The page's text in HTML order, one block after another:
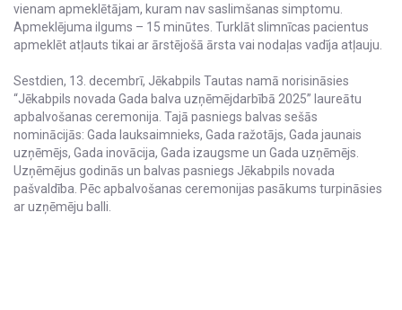
vienam apmeklētājam, kuram nav saslimšanas simptomu.
Apmeklējuma ilgums – 15 minūtes. Turklāt slimnīcas pacientus
apmeklēt atļauts tikai ar ārstējošā ārsta vai nodaļas vadīja atļauju.
Sestdien, 13. decembrī, Jēkabpils Tautas namā norisināsies
“Jēkabpils novada Gada balva uzņēmējdarbībā 2025” laureātu
apbalvošanas ceremonija. Tajā pasniegs balvas sešās
nominācijās: Gada lauksaimnieks, Gada ražotājs, Gada jaunais
uzņēmējs, Gada inovācija, Gada izaugsme un Gada uzņēmējs.
Uzņēmējus godinās un balvas pasniegs Jēkabpils novada
pašvaldība. Pēc apbalvošanas ceremonijas pasākums turpināsies
ar uzņēmēju balli.